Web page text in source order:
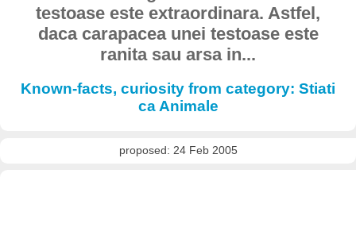
testoase este extraordinara. Astfel,
daca carapacea unei testoase este
ranita sau arsa in...
Known-facts, curiosity from category: Stiati
ca Animale
proposed: 24 Feb 2005